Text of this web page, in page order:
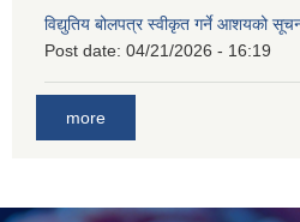
विद्युतिय बोलपत्र स्वीकृत गर्ने आशयको
Post date: 04/21/2026 - 16:19
more